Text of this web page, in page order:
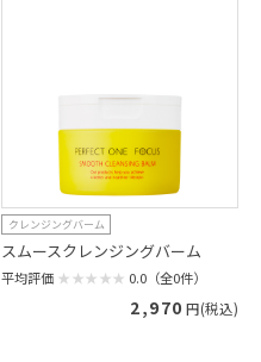
クレンジングバーム
スムースクレンジングバーム
平均評価 0.0（全0件）
2,970 円(税込)